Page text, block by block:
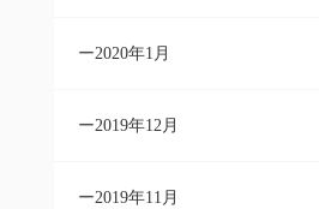
2020年1月
2019年12月
2019年11月